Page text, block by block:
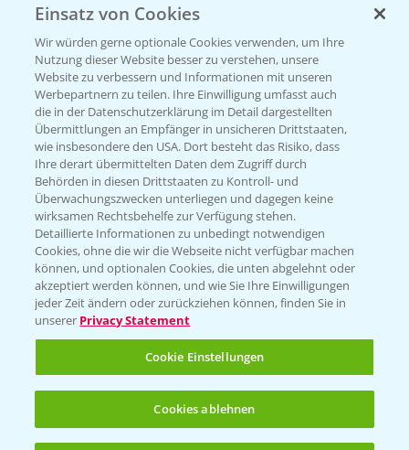
Beratung auf WhatsApp
T.+49 (0)174 346 564 1
KONTAKT
Hilfe in Notfällen
T.+49 (0)214/30-20220
Folgen Sie uns
Einsatz von Cookies
Wir würden gerne optionale Cookies verwenden, um Ihre
Nutzung dieser Website besser zu verstehen, unsere
Website zu verbessern und Informationen mit unseren
Werbepartnern zu teilen. Ihre Einwilligung umfasst auch
die in der Datenschutzerklärung im Detail dargestellten
Übermittlungen an Empfänger in unsicheren Drittstaaten,
wie insbesondere den USA. Dort besteht das Risiko, dass
Ihre derart übermittelten Daten dem Zugriff durch
Behörden in diesen Drittstaaten zu Kontroll- und
Überwachungszwecken unterliegen und dagegen keine
wirksamen Rechtsbehelfe zur Verfügung stehen.
Detaillierte Informationen zu unbedingt notwendigen
Cookies, ohne die wir die Webseite nicht verfügbar machen
können, und optionalen Cookies, die unten abgelehnt oder
akzeptiert werden können, und wie Sie Ihre Einwilligungen
jeder Zeit ändern oder zurückziehen können, finden Sie in
unserer Privacy Statement
Cookie Einstellungen
Cookies ablehnen